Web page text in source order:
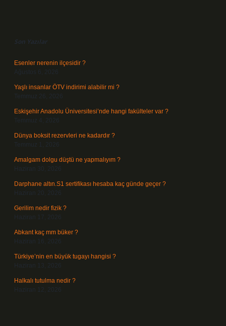
Son Yazılar
Esenler nerenin ilçesidir ?
Ağustos 6, 2026
Yaşlı insanlar ÖTV indirimi alabilir mi ?
Temmuz 26, 2026
Eskişehir Anadolu Üniversitesi’nde hangi fakülteler var ?
Temmuz 4, 2026
Dünya boksit rezervleri ne kadardır ?
Temmuz 1, 2026
Amalgam dolgu düştü ne yapmalıyım ?
Haziran 30, 2026
Darphane altın.S1 sertifikası hesaba kaç günde geçer ?
Haziran 20, 2026
Gerilim nedir fizik ?
Haziran 17, 2026
Abkant kaç mm büker ?
Haziran 16, 2026
Türkiye’nin en büyük tugayı hangisi ?
Haziran 13, 2026
Halkalı tutulma nedir ?
Haziran 12, 2026